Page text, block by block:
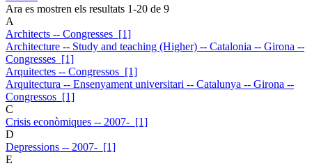
Ara es mostren els resultats 1-20 de 9
A
Architects -- Congresses [1]
Architecture -- Study and teaching (Higher) -- Catalonia -- Girona --
Congresses [1]
Arquitectes -- Congressos [1]
Arquitectura -- Ensenyament universitari -- Catalunya -- Girona --
Congressos [1]
C
Crisis econòmiques -- 2007- [1]
D
Depressions -- 2007- [1]
E